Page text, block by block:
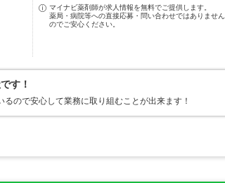
マイナビ薬剤師が求人情報を無料でご提供します。
薬局・病院等への直接応募・問い合わせではありません
のでご安心ください。
す！
ので安心して業務に取り組むことが出来ます！